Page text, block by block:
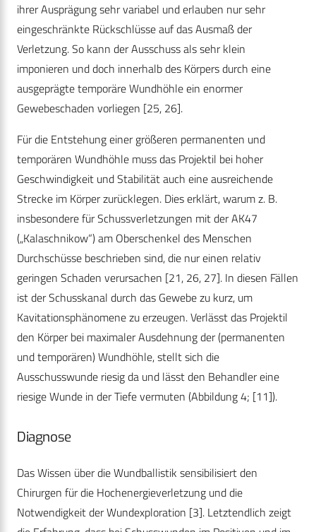
ihrer Ausprägung sehr variabel und erlauben nur sehr
eingeschränkte Rückschlüsse auf das Ausmaß der
Verletzung. So kann der Ausschuss als sehr klein
imponieren und doch innerhalb des Körpers durch eine
ausgeprägte temporäre Wundhöhle ein enormer
Gewebeschaden vorliegen [25, 26].
Für die Entstehung einer größeren permanenten und
temporären Wundhöhle muss das Projektil bei hoher
Geschwindigkeit und Stabilität auch eine ausreichende
Strecke im Körper zurücklegen. Dies erklärt, warum z. B.
insbesondere für Schussverletzungen mit der AK47
(„Kalaschnikow“) am Oberschenkel des Menschen
Durchschüsse beschrieben sind, die nur einen relativ
geringen Schaden verursachen [21, 26, 27]. In diesen Fällen
ist der Schusskanal durch das Gewebe zu kurz, um
Kavitationsphänomene zu erzeugen. Verlässt das Projektil
den Körper bei maximaler Ausdehnung der (permanenten
und temporären) Wundhöhle, stellt sich die
Ausschusswunde riesig da und lässt den Behandler eine
riesige Wunde in der Tiefe vermuten (Abbildung 4; [11]).
Diagnose
Das Wissen über die Wundballistik sensibilisiert den
Chirurgen für die Hochenergieverletzung und die
Notwendigkeit der Wundexploration [3]. Letztendlich zeigt